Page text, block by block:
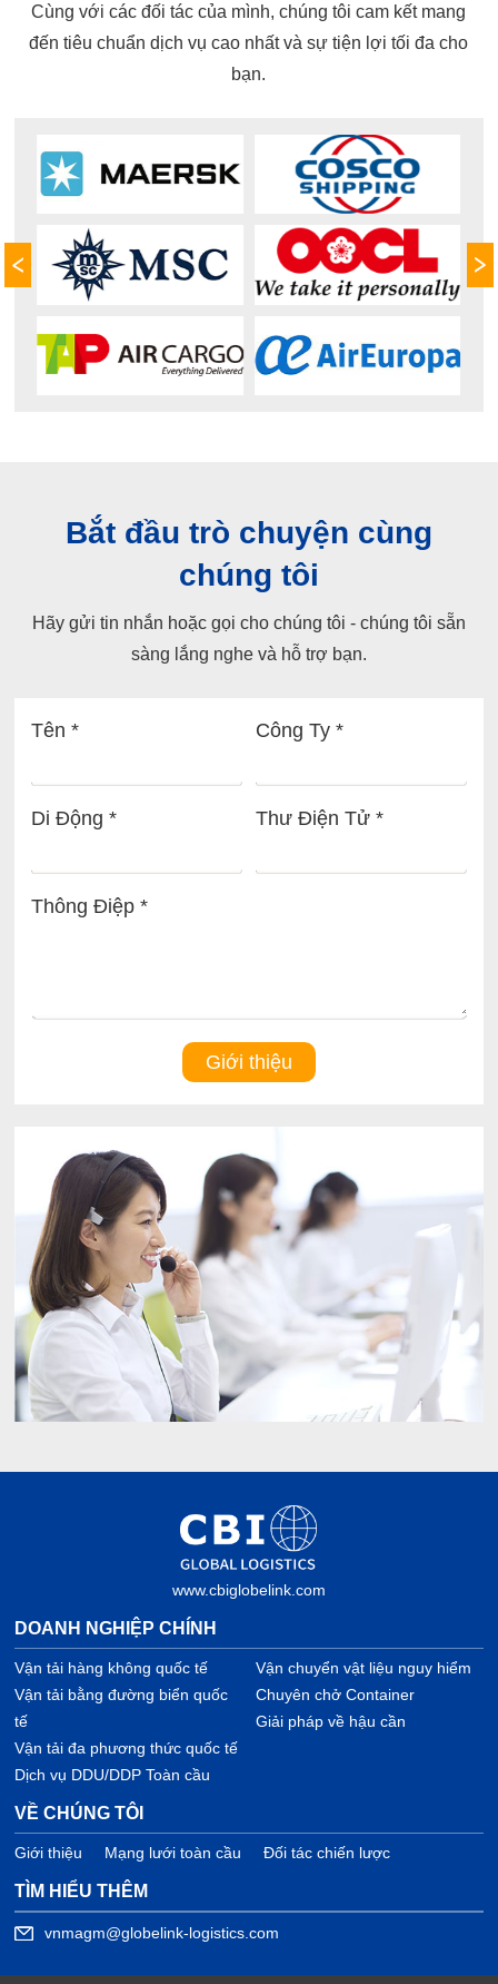
Cùng với các đối tác của mình, chúng tôi cam kết mang
đến tiêu chuẩn dịch vụ cao nhất và sự tiện lợi tối đa cho
bạn.
Bắt đầu trò chuyện cùng
chúng tôi
Hãy gửi tin nhắn hoặc gọi cho chúng tôi - chúng tôi sẵn
sàng lắng nghe và hỗ trợ bạn.
Tên * Công Ty *
Di Động * Thư Điện Tử *
Thông Điệp *
www.cbiglobelink.com
DOANH NGHIỆP CHÍNH
Vận tải hàng không quốc tế
Vận tải bằng đường biển quốc
tế
Vận tải đa phương thức quốc tế
Dịch vụ DDU/DDP Toàn cầu
Vận chuyển vật liệu nguy hiểm
Chuyên chở Container
Giải pháp về hậu cần
VỀ CHÚNG TÔI
Giới thiệu Mạng lưới toàn cầu Đối tác chiến lược
TÌM HIỂU THÊM
vnmagm@globelink-logistics.com